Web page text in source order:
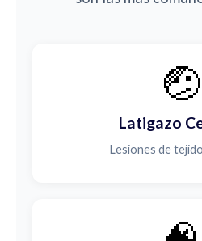
🤕
Latigazo
Lesiones de